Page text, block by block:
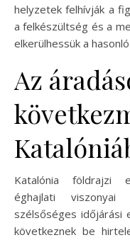
helyzetek felhívják a
a felkészültség és a
elkerülhessük a
Az
Katalónia földrajzi
éghajlati
szélsőséges időjárási
következnek be